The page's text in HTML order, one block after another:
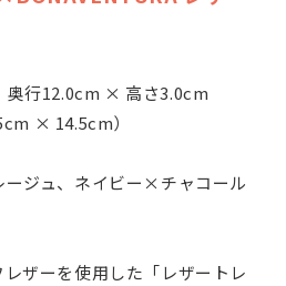
行12.0cm × 高さ3.0cm
× 14.5cm）
ジュ、ネイビー×チャコール
ザーを使用した「レザートレ